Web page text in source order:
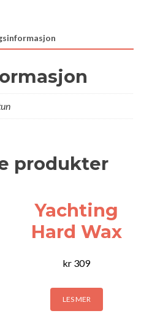
produkter
Yachting
Hard Wax
kr 309
LES MER